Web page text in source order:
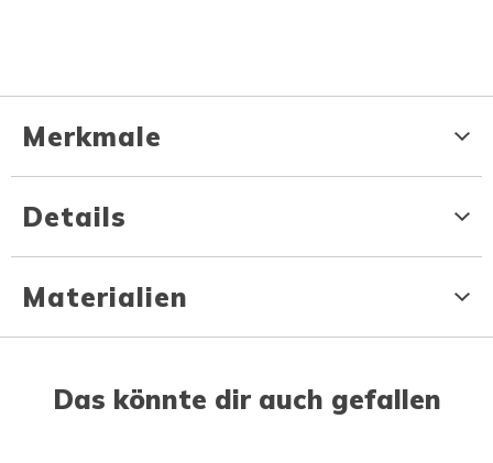
Merkmale
Details
Materialien
Das könnte dir auch gefallen